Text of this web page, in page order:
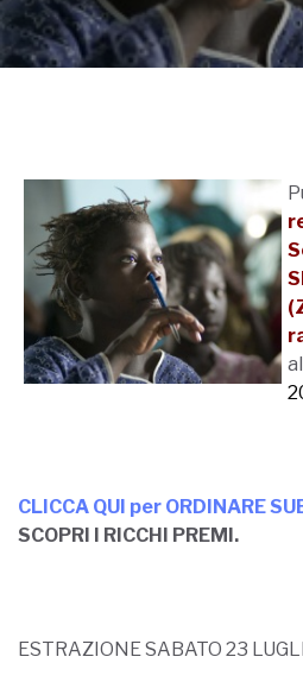
r
CLICCA QUI per ORDINARE
SCOPRI I RICCHI PREMI.
ESTRAZIONE SABATO 23